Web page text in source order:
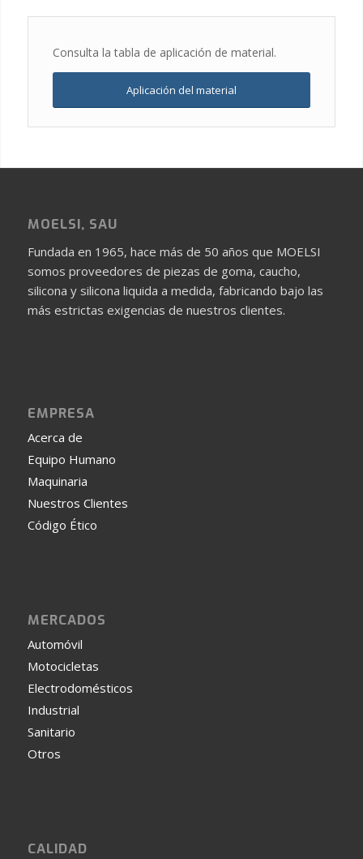
Consulta la tabla de aplicación de material.
Aplicación del material
MOELSI, SAU
Fundada en 1965, hace más de 50 años que MOELSI
somos proveedores de piezas de goma, caucho,
silicona y silicona liquida a medida, fabricando bajo las
más estrictas exigencias de nuestros clientes.
EMPRESA
Acerca de
Equipo Humano
Maquinaria
Nuestros Clientes
Código Ético
MERCADOS
Automóvil
Motocicletas
Electrodomésticos
Industrial
Sanitario
Otros
CALIDAD